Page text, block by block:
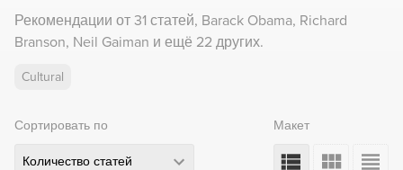
Рекомендации от 31 статей, Barack Obama, Richard
Branson, Neil Gaiman и ещё 22 других.
Cultural
Сортировать по
Количество статей
Макет